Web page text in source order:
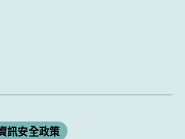
訊安全政策